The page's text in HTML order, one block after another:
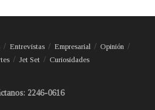
Entrevistas Empresarial
Opinión
Jet Set Curiosidades
2246-0616